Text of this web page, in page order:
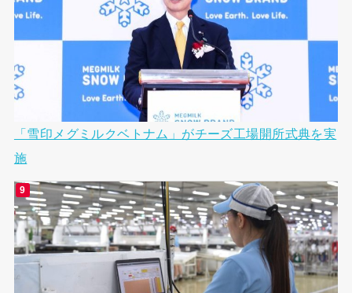
「雪印メグミルクベトナム」がチーズ工場開所式典を実
施